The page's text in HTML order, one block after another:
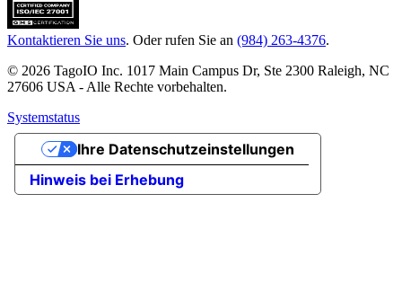
Kontaktieren Sie uns. Oder rufen Sie an (984) 263-4376.
© 2026 TagoIO Inc. 1017 Main Campus Dr, Ste 2300 Raleigh, NC
27606 USA - Alle Rechte vorbehalten.
Systemstatus
Hinweis bei Erhebung
Ihre Datenschutzeinstellungen